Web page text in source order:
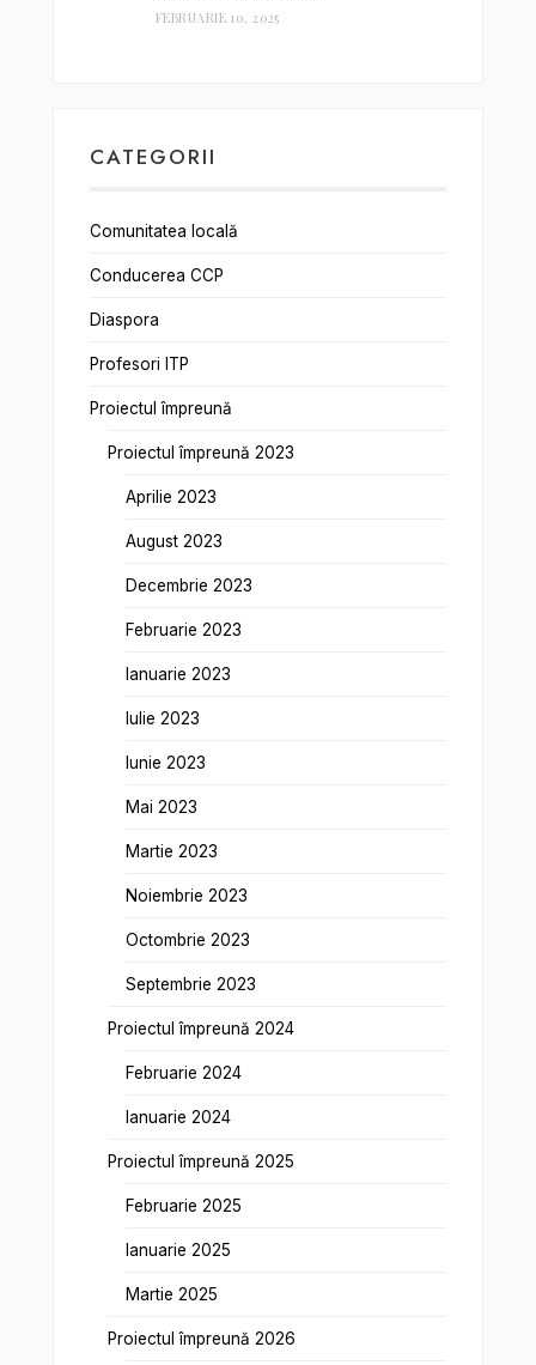
FEBRUARIE 10, 2025
CATEGORII
Comunitatea locală
Conducerea CCP
Diaspora
Profesori ITP
Proiectul împreună
Proiectul împreună 2023
Aprilie 2023
August 2023
Decembrie 2023
Februarie 2023
Ianuarie 2023
Iulie 2023
Iunie 2023
Mai 2023
Martie 2023
Noiembrie 2023
Octombrie 2023
Septembrie 2023
Proiectul împreună 2024
Februarie 2024
Ianuarie 2024
Proiectul împreună 2025
Februarie 2025
Ianuarie 2025
Martie 2025
Proiectul împreună 2026